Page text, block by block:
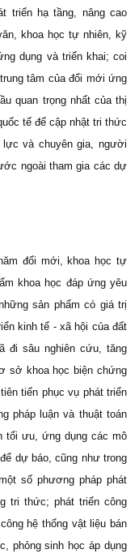
triển hạ tầng, nâng cao
khoa học tự nhiên, kỹ
dụng và triển khai; coi
tâm của đổi mới ứng
quan trọng nhất của thị
tế để cập nhật tri thức
lực và chuyên gia, người
ngoài tham gia các dự
đổi mới, khoa học tự
khoa học đáp ứng yêu
sản phẩm có giá trị
kinh tế - xã hội của đất
đi sâu nghiên cứu, tăng
sở khoa học biện chứng
tiến phục vụ phát triển
pháp luận và thuật toán
tối ưu, ứng dụng các mô
dự báo, cũng như trong
số phương pháp phát
tri thức; phát triển công
hệ thống vật liệu bán
phỏng sinh học áp dụng